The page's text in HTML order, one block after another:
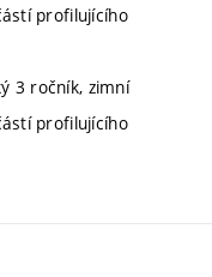
profilujícího
3 ročník, zimní
profilujícího